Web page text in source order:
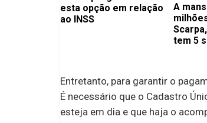
esta opção em relação
ao INSS
A
tem 5
Entretanto, para garantir o
É necessário que o Cadastro
esteja em dia e que haja o